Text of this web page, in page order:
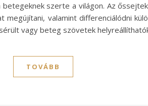
szerte a világon. Az
valamint differenciálódni
vagy beteg szövetek
TOVÁBB